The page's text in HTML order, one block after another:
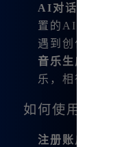
AI对话功能
：在
置的AI对话功能
遇到创作瓶颈时
音乐生成
：让我
乐，相得益彰。
如何使用
注册账户